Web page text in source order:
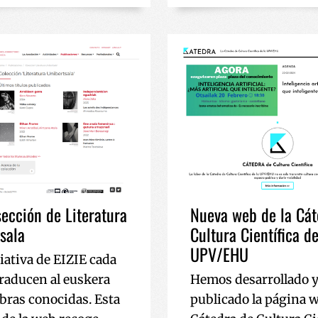
de Literatura
de EIZIE cada
al euskera
conocidas. Esta
Nueva web de la
Cultura Científica
UPV/EHU
Hemos desarrollado y
publicado la página
Google LLC